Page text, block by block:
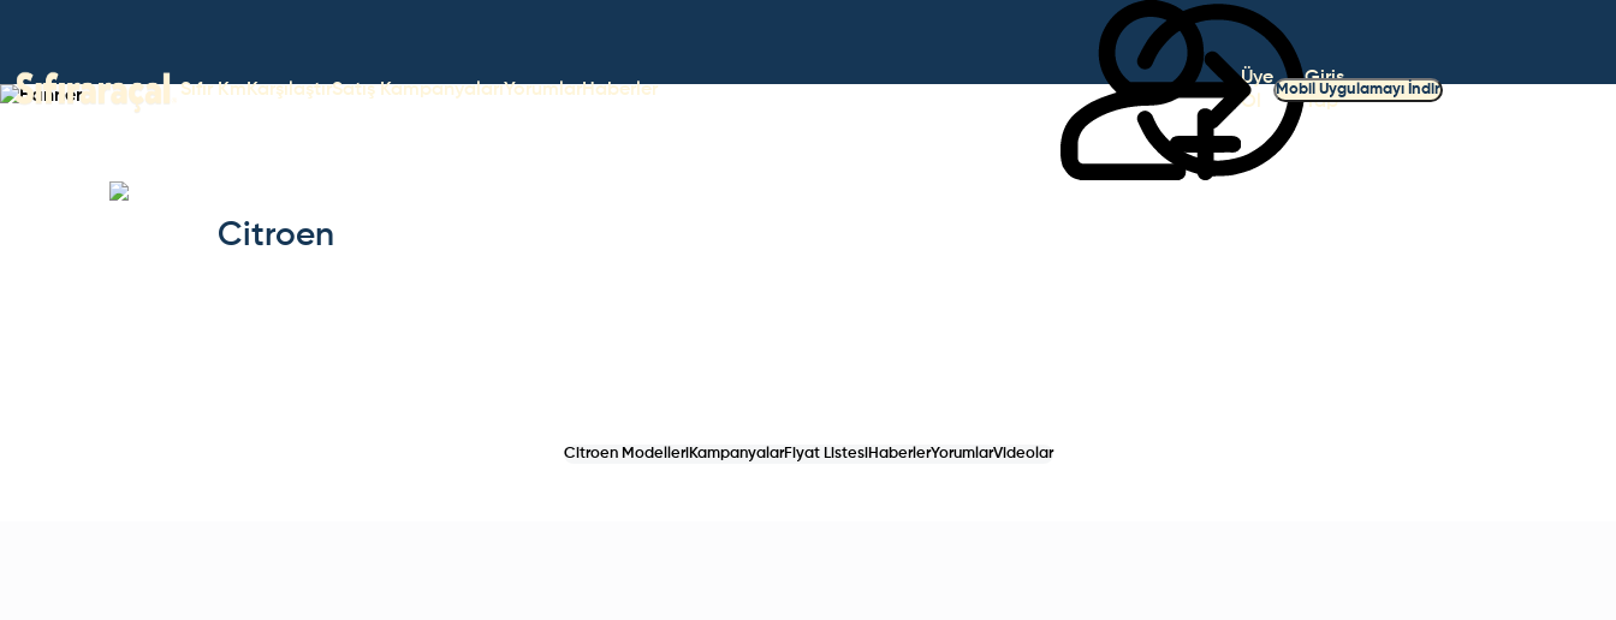
Sıfır KmKarşılaştırSatış KampanyalarıYorumlarHaberler
Üye
Ol
Giriş
Yap
Mobil Uygulamayı İndir
Citroen
Citroen Modelleri KampanyalarFiyat Listesi HaberlerYorumlarVideolar